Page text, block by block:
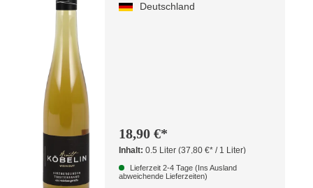
Deutschland
18,90 €*
Inhalt:0.5 Liter(37,80 €* / 1 Liter)
Lieferzeit 2-4 Tage (Ins Ausland
abweichende Lieferzeiten)